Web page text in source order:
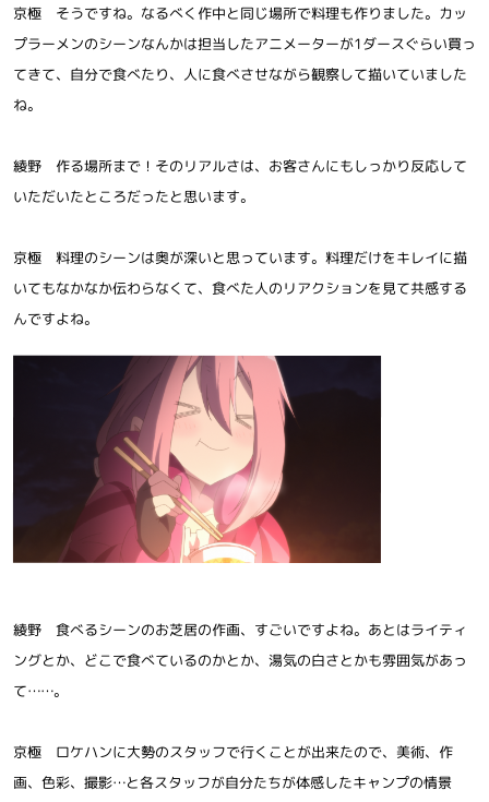
京極 そうですね。なるべく作中と同じ場所で料理も作りました。カッ
プラーメンのシーンなんかは担当したアニメーターが1ダースぐらい買っ
てきて、自分で食べたり、人に食べさせながら観察して描いていました
ね。
綾野 作る場所まで！そのリアルさは、お客さんにもしっかり反応して
いただいたところだったと思います。
京極 料理のシーンは奥が深いと思っています。料理だけをキレイに描
いてもなかなか伝わらなくて、食べた人のリアクションを見て共感する
んですよね。
綾野 食べるシーンのお芝居の作画、すごいですよね。あとはライティ
ングとか、どこで食べているのかとか、湯気の白さとかも雰囲気があっ
て……。
京極 ロケハンに大勢のスタッフで行くことが出来たので、美術、作
画、色彩、撮影…と各スタッフが自分たちが体感したキャンプの情景